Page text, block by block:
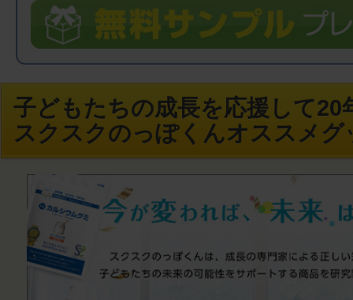
子どもたちの成長を応援して20
スクスクのっぽくんオススメグ